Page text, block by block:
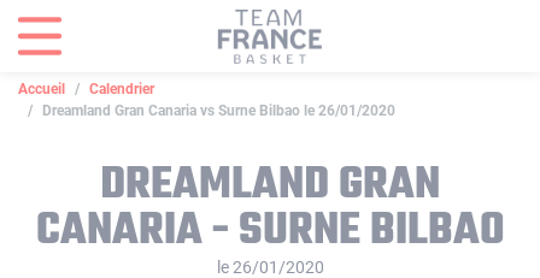
Accueil
Calendrier
Dreamland Gran Canaria vs Surne Bilbao le 26/01/2020
DREAMLAND GRAN
CANARIA - SURNE BILBAO
le 26/01/2020
Panneau de gestion des cookies